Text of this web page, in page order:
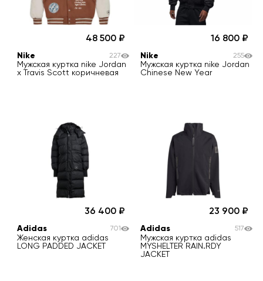
48 500
Nike
Мужская куртка nike Jordan
x Travis Scott коричневая
227
16 800
Nike
Мужская куртка nike Jordan
Chinese New Year
255
36 400
Adidas
Женская куртка adidas
LONG PADDED JACKET
701
23 900
Adidas
Мужская куртка adidas
MYSHELTER RAIN.RDY
JACKET
517